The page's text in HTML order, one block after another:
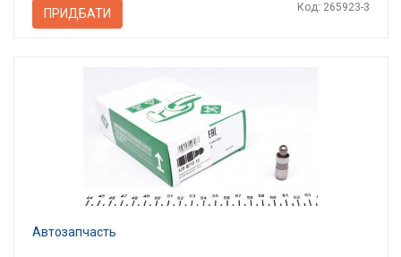
ПРИДБАТИ Код: 265923-3
Автозапчасть